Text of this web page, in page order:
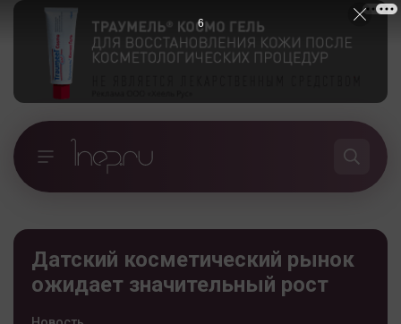
Датский косметический рынок
ожидает значительный рост
5